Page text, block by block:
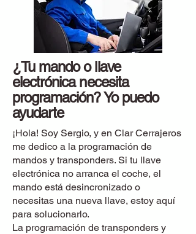
¿Tu mando o llave
electrónica necesita
programación? Yo puedo
ayudarte
¡Hola! Soy Sergio, y en Clar Cerrajeros
me dedico a la programación de
mandos y transponders. Si tu llave
electrónica no arranca el coche, el
mando está desincronizado o
necesitas una nueva llave, estoy aquí
para solucionarlo.
La programación de transponders y